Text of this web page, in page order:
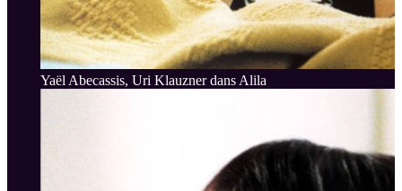
Yaël Abecassis, Uri Klauzner dans Alila